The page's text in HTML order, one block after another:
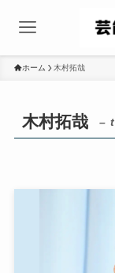
ホーム 木村拓哉
木村拓哉 –